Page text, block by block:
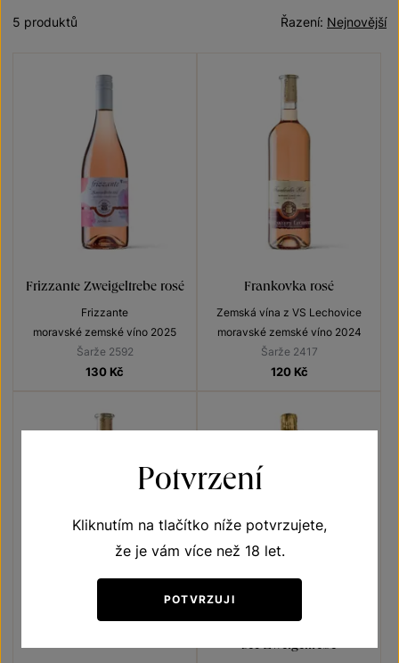
Nejnovější
Řazení:
5 produktů
Frizzante Zweigeltrebe rosé
Frizzante
moravské zemské víno 2025
Šarže 2592
130 Kč
Frankovka rosé
Zemská vína z VS Lechovice
moravské zemské víno 2024
Šarže 2417
120 Kč
Zweigeltrebe rosé
Sekt Lechovice Rosé Demi
Potvrzení
Kliknutím na tlačítko níže potvrzujete,
že je vám více než 18 let.
POTVRZUJI